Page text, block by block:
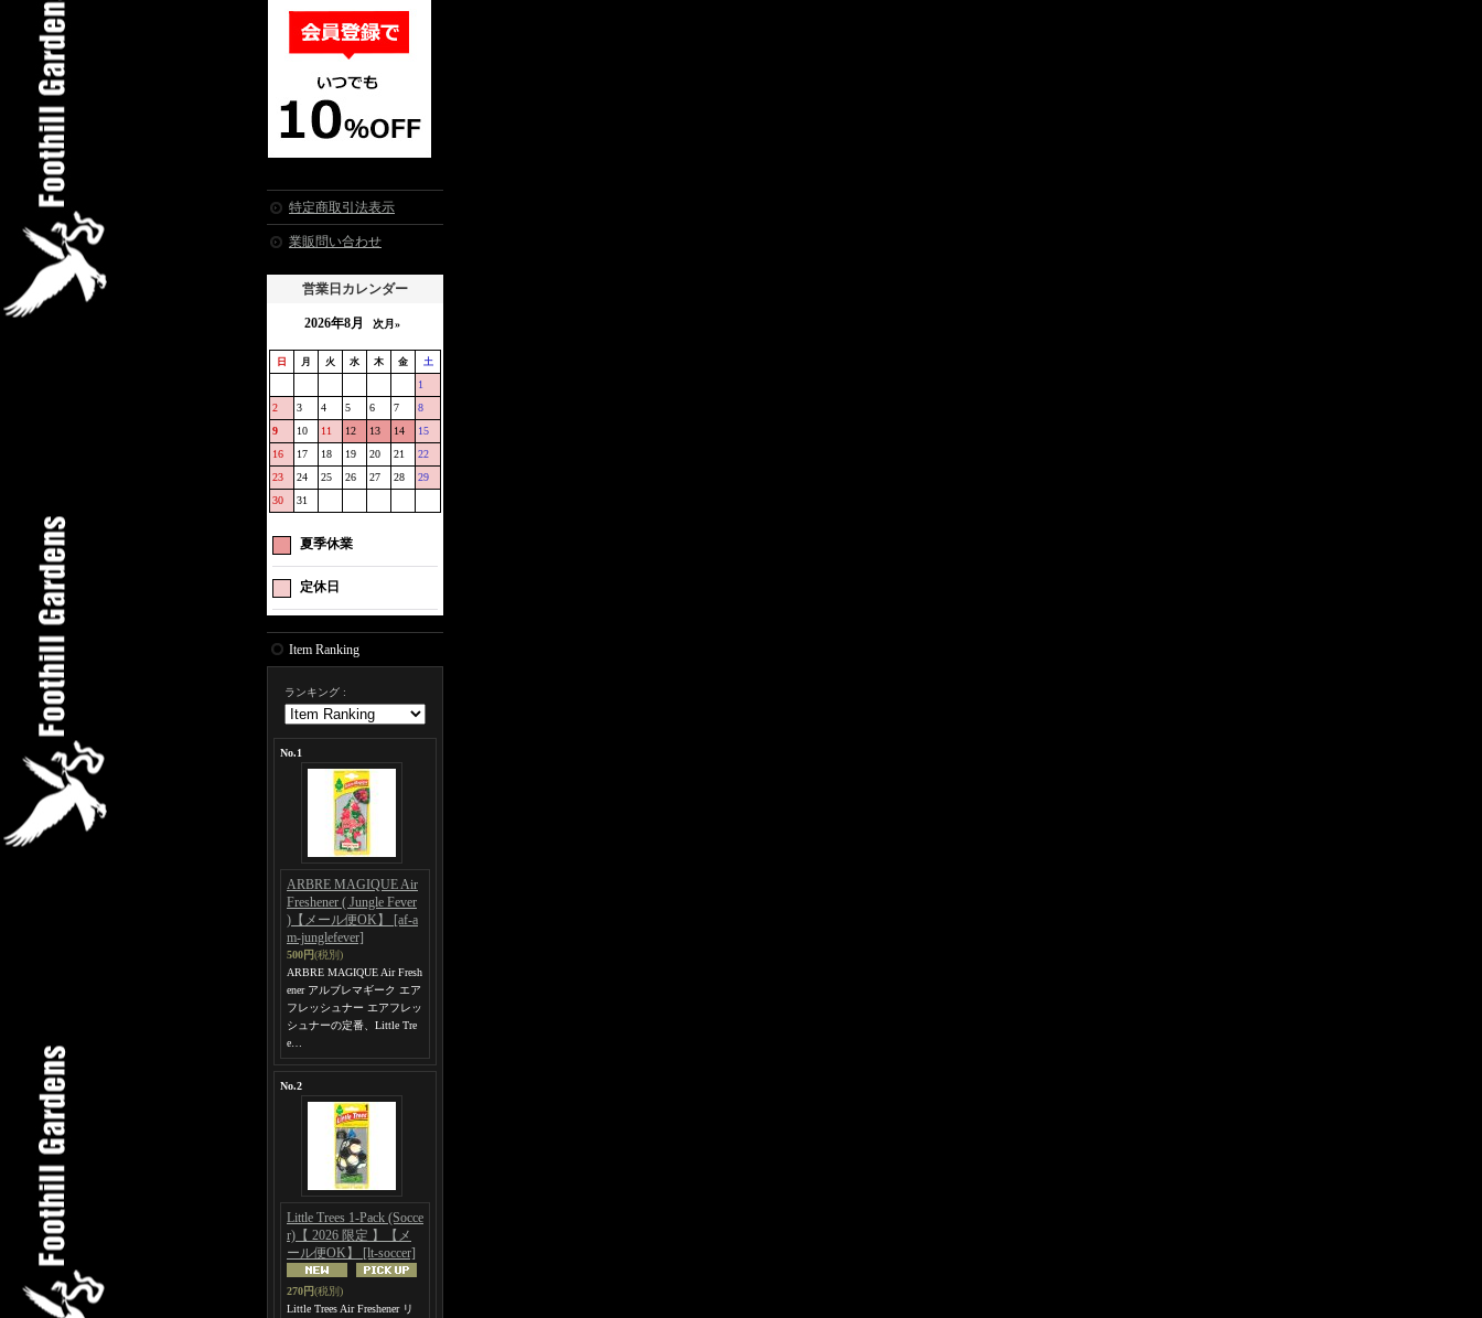
特定商取引法表示
業販問い合わせ
営業日カレンダー
2026年8月 次月»
日 月 火 水 木 金 土
1
2
3 4 5 6 7
8
9
10 11 12 13 14
15
16
17 18 19 20 21
22
23
24 25 26 27 28
29
30
31
夏季休業
定休日
Item Ranking
ランキング :
No.1
ARBRE MAGIQUE Air
Freshener ( Jungle Fever
)【メール便OK】 [af-a
m-junglefever]
500円(税別)
ARBRE MAGIQUE Air Fresh
ener アルブレマギーク エア
フレッシュナー エアフレッ
シュナーの定番、Little Tre
e…
No.2
Little Trees 1-Pack (Socce
r)【 2026 限定 】【メ
ール便OK】 [lt-soccer]
270円(税別)
Little Trees Air Freshener リ